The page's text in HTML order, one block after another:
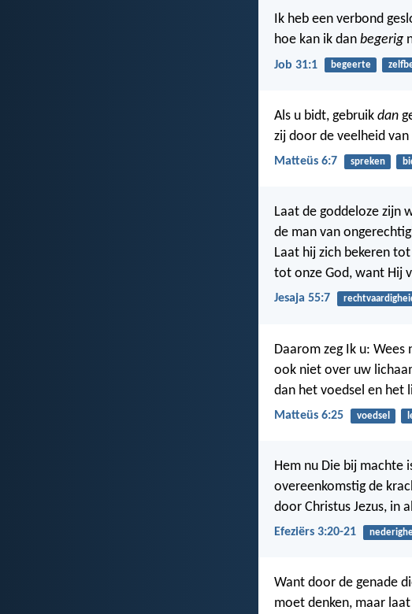
Ik heb een verbond
hoe kan ik dan begerig
Job 31:1 begeerte
Als u bidt, gebruik dan
zij door de veelheid
Matteüs 6:7 spreken
Laat de goddeloze zijn
de man van
Laat hij zich bekeren
tot onze God, want Hij
Jesaja 55:7
Daarom zeg Ik u:
ook niet over uw
dan het voedsel en het
Matteüs 6:25 voedsel
Hem nu Die bij machte
overeenkomstig de
door Christus Jezus, in
Efeziërs 3:20-21
Want door de genade
moet denken, maar